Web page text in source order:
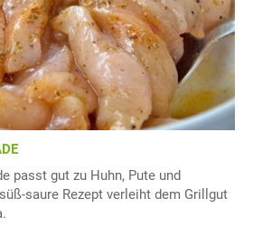
passt gut zu Huhn, Pute und
saure Rezept verleiht dem Grillgut